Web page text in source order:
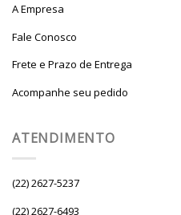
A Empresa
Fale Conosco
Frete e Prazo de Entrega
Acompanhe seu pedido
ATENDIMENTO
(22) 2627-5237
(22) 2627-6493